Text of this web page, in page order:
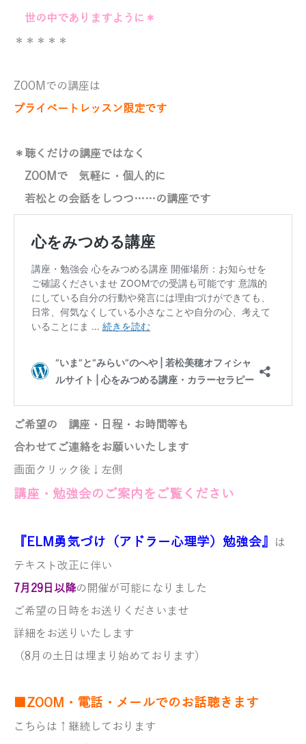
世の中でありますように＊
＊＊＊＊＊
ZOOMでの講座は
プライベートレッスン限定です
＊聴くだけの講座ではなく
ZOOMで 気軽に・個人的に
若松との会話をしつつ……の講座です
ご希望の 講座・ 日程・お時間等も
合わせてご連絡をお願いいたします
画面クリック後↓左側
講座・勉強会のご案内をご覧ください
『ELM勇気づけ（アドラー心理学）勉強会』
は
テキスト改正に伴い
7月29日以降の 開催が可能になりました
ご希望の日時をお送りくださいませ
詳細をお送りいたします
（8月の土日は埋まり始めております）
■ZOOM・電話・メールでのお話聴きます
こちらは↑継続しております